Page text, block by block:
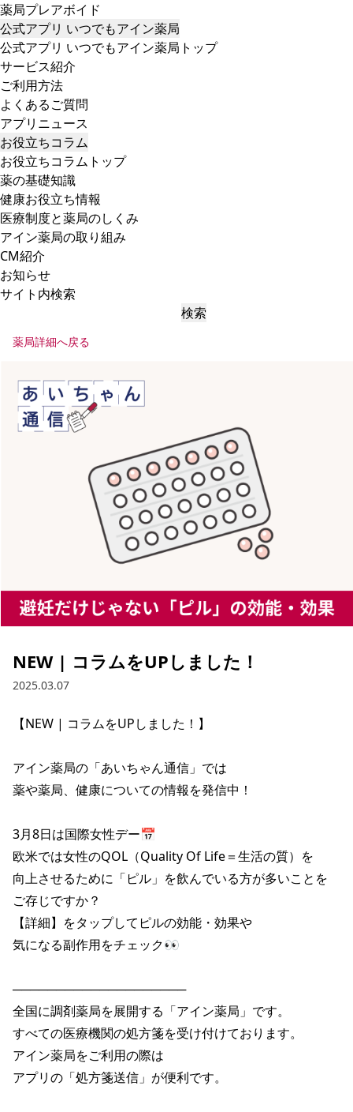
薬局プレアボイド
公式アプリ いつでもアイン薬局
公式アプリ いつでもアイン薬局トップ
サービス紹介
ご利用方法
よくあるご質問
アプリニュース
お役立ちコラム
お役立ちコラムトップ
薬の基礎知識
健康お役立ち情報
医療制度と薬局のしくみ
アイン薬局の取り組み
CM紹介
お知らせ
サイト内検索
検索
薬局詳細へ戻る
NEW | コラムをUPしました！
2025.03.07
【NEW | コラムをUPしました！】
アイン薬局の「あいちゃん通信」では
薬や薬局、健康についての情報を発信中！
3月8日は国際女性デー📅
欧米では女性のQOL（Quality Of Life＝生活の質）を
向上させるために「ピル」を飲んでいる方が多いことを
ご存じですか？
【詳細】をタップしてピルの効能・効果や
気になる副作用をチェック👀
────────────────────
全国に調剤薬局を展開する「アイン薬局」です。
すべての医療機関の処方箋を受け付けております。
アイン薬局をご利用の際は
アプリの「処方箋送信」が便利です。